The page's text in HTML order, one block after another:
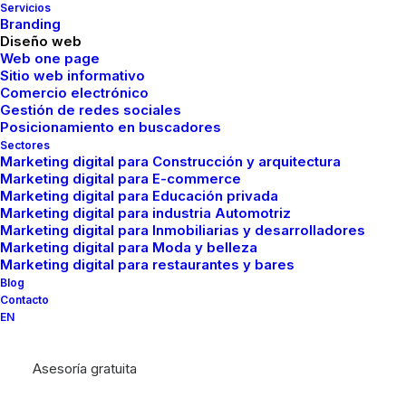
Servicios
Branding
Diseño web
Web one page
Sitio web informativo
Comercio electrónico
Gestión de redes sociales
Posicionamiento en buscadores
Sectores
Marketing digital para Construcción y arquitectura
Marketing digital para E-commerce
Marketing digital para Educación privada
Marketing digital para industria Automotriz
Marketing digital para Inmobiliarias y desarrolladores
Marketing digital para Moda y belleza
Marketing digital para restaurantes y bares
Blog
Contacto
EN
Asesoría gratuita
Keywords LSI: qué
son, para qué sirven y
cómo usarlas en SEO
(sin mitos)
Joaquin